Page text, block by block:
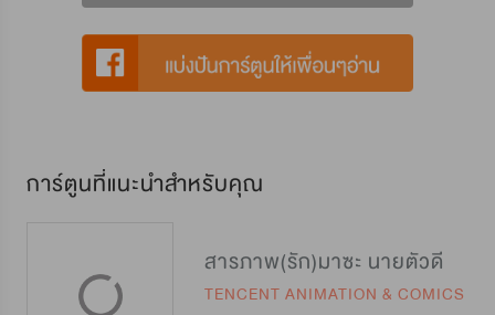
การ์ตูนที่แนะนำสำหรับคุณ
สารภาพ(รัก)มาซะ นายตัวดี
TENCENT ANIMATION & COMICS